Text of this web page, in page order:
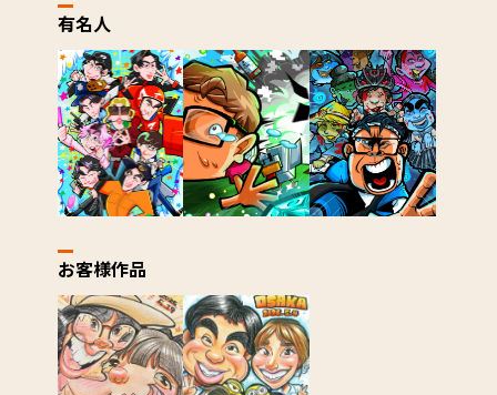
有名人
お客様作品